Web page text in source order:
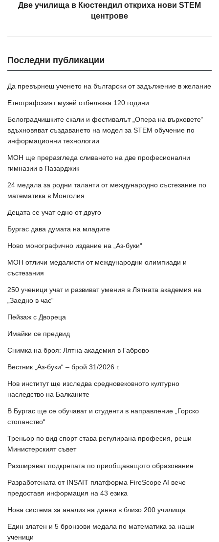
Две училища в Кюстендил откриха нови STEM
центрове
Последни публикации
Да превърнеш ученето на български от задължение в желание
Етнографският музей отбелязва 120 години
Белоградчишките скали и фестивалът „Опера на върховете“
вдъхновяват създаването на модел за STEM обучение по
информационни технологии
МОН ще преразгледа сливането на две професионални
гимназии в Пазарджик
24 медала за родни таланти от международно състезание по
математика в Монголия
Децата се учат едно от друго
Бургас дава думата на младите
Ново монографично издание на „Аз-буки“
МОН отличи медалисти от международни олимпиади и
състезания
250 ученици учат и развиват умения в Лятната академия на
„Заедно в час“
Пейзаж с Двореца
Имайки се предвид
Снимка на броя: Лятна академия в Габрово
Вестник „Аз-буки“ – брой 31/2026 г.
Нов институт ще изследва средновековното културно
наследство на Балканите
В Бургас ще се обучават и студенти в направление „Горско
стопанство“
Треньор по вид спорт става регулирана професия, реши
Министерският съвет
Разширяват подкрепата по приобщаващото образование
Разработената от INSAIT платформа FireScope AI вече
предоставя информация на 43 езика
Нова система за анализ на данни в близо 200 училища
Един златен и 5 бронзови медала по математика за наши
ученици